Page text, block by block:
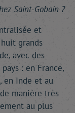
Saint-Gobain ?
et
grands
avec des
: en France,
en Inde et au
manière très
au plus